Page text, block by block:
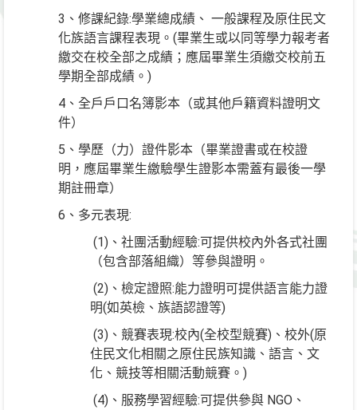
3、修課紀錄:學業總成績、 一般課程及原住民文
化族語言課程表現。(畢業生或以同等學力報考者
繳交在校全部之成績；應屆畢業生須繳交校前五
學期全部成績。)
4、全戶戶口名簿影本（或其他戶籍資料證明文
件）
5、學歷（力）證件影本（畢業證書或在校證
明，應屆畢業生繳驗學生證影本需蓋有最後一學
期註冊章）
6、多元表現:
(1)、社團活動經驗:可提供校內外各式社團
（包含部落組織）等參與證明。
(2)、檢定證照:能力證明可提供語言能力證
明(如英檢、族語認證等)
(3)、競賽表現:校內(全校型競賽)、校外(原
住民文化相關之原住民族知識、語言、文
化、競技等相關活動競賽。)
(4)、服務學習經驗:可提供參與 NGO、